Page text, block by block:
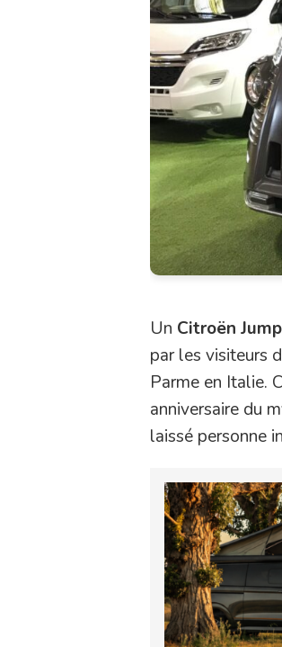
Un Citroën
par les visiteurs
Parme en Italie.
anniversaire du
laissé personne